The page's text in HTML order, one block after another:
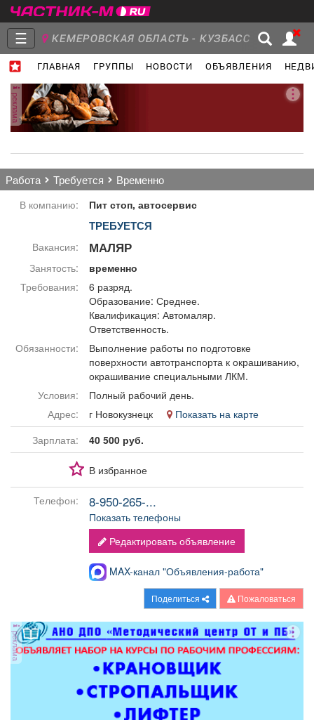
☰ КЕМЕРОВСКАЯ ОБЛАСТЬ - КУЗБАСС
ГЛАВНАЯ ГРУППЫ НОВОСТИ ОБЪЯВЛЕНИЯ
Главная
Группы Новости
Работа Транспорт
Обучение
Поздравления
Я - пенсионер
реклама
работа требуется временно
В компанию: Пит стоп, автосервис
ТРЕБУЕТСЯ
Вакансия: МАЛЯР
Занятость:
временно
Требования:
6 разряд.
Образование: Среднее.
Квалификация: Автомаляр.
Ответственность.
Обязанности:
Выполнение работы по подготовке
поверхности автотранспорта к окрашиванию,
окрашивание специальными ЛКМ.
Условия:
Полный рабочий день.
Адрес:
г Новокузнецк
Показать на карте
Зарплата:
40 500 руб.
В избранное
Телефон: 8-950-265-...
Показать телефоны
Редактировать объявление
MAX-канал "Объявления-работа"
Поделиться Пожаловаться
реклама